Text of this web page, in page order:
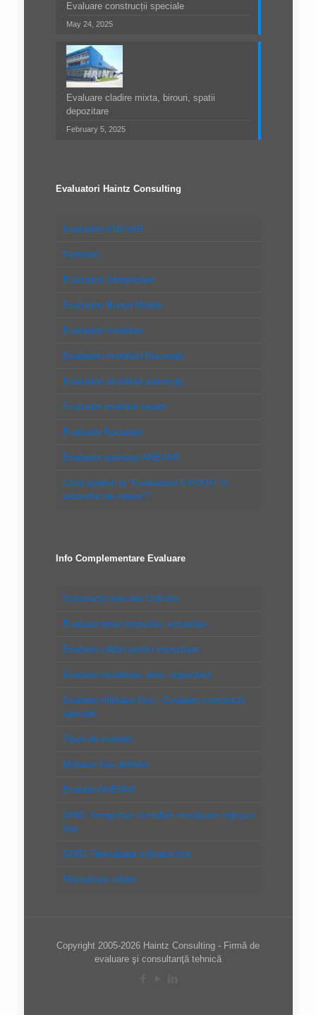
Evaluare construcții speciale
May 24, 2025
Evaluare cladire mixta, birouri, spatii
depozitare
February 5, 2025
Evaluatori Haintz Consulting
Evaluatori ANEVAR
Parteneri
Evaluatori Intreprinderi
Evaluatori Bunuri Mobile
Evaluatori Imobiliari
Evaluatori imobiliari Bucureşti
Evaluatori imobiliari autorizaţi
Evaluator imobiliar expert
Evaluator Bucureşti
Evaluator autorizat ANEVAR
Când apelăm la “Evaluatorul EXPERT în
autovehicule rutiere”?
Info Complementare Evaluare
Constructii speciale Definitie
Evaluare teren intravilan, extravilan
Evaluare clădiri pentru impozitare
Evaluare imobiliara, auto, impozitare
Evaluare mijloace fixe – Evaluare constructii
speciale
Tipuri de evaluări
Mijloace fixe definitie
Evaluări ANEVAR
GHID: Inregistrari contabile reevaluare mijloace
fixe
GHID: Reevaluare mijloace fixe
Reevaluare clădiri
Copyright 2005-2026 Haintz Consulting - Firmă de
evaluare şi consultanţă tehnică